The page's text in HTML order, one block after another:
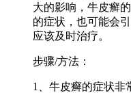
大的影响，牛皮癣
的症状，也可能会
应该及时治疗。
步骤/方法：
1、牛皮癣的症状非